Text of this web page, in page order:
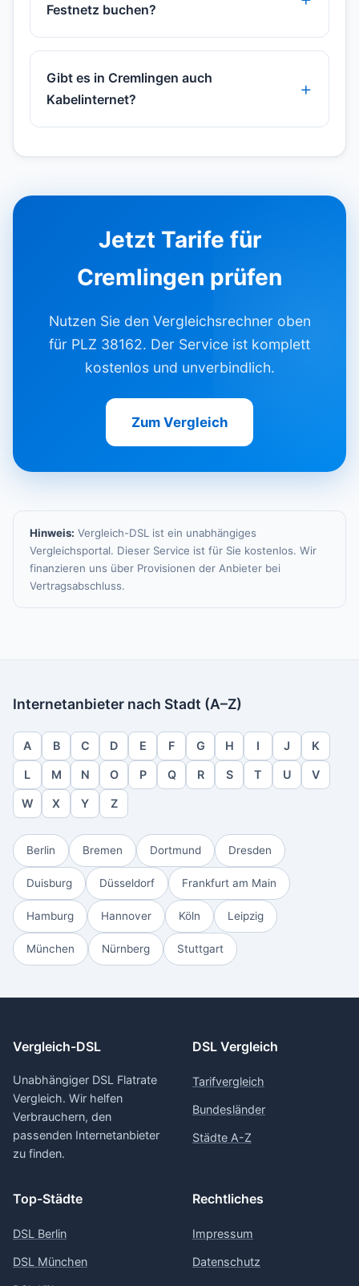
Festnetz buchen?
Gibt es in Cremlingen auch
Kabelinternet?
Jetzt Tarife für
Cremlingen prüfen
Nutzen Sie den Vergleichsrechner oben
für PLZ 38162. Der Service ist komplett
kostenlos und unverbindlich.
Zum Vergleich
Hinweis: Vergleich-DSL ist ein unabhängiges
Vergleichsportal. Dieser Service ist für Sie kostenlos. Wir
finanzieren uns über Provisionen der Anbieter bei
Vertragsabschluss.
Internetanbieter nach Stadt (A–Z)
A B C D E F G H I J K
L M N O P Q R S T U V
W X Y Z
Berlin Bremen Dortmund Dresden
Duisburg Düsseldorf Frankfurt am Main
Hamburg Hannover Köln Leipzig
München Nürnberg Stuttgart
Vergleich-DSL
Unabhängiger DSL Flatrate
Vergleich. Wir helfen
Verbrauchern, den
passenden Internetanbieter
zu finden.
DSL Vergleich
Tarifvergleich
Bundesländer
Städte A-Z
Top-Städte
DSL Berlin
DSL München
Rechtliches
Impressum
Datenschutz